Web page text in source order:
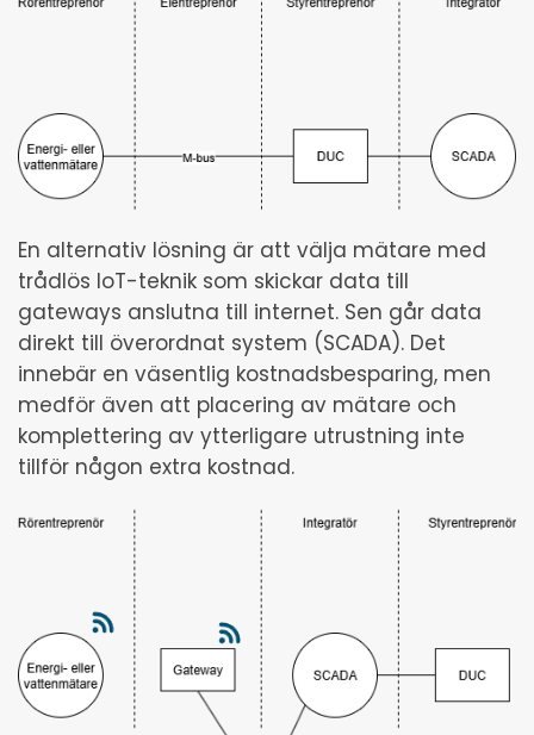
En alternativ lösning är att välja mätare med
trådlös IoT-teknik som skickar data till
gateways anslutna till internet. Sen går data
direkt till överordnat system (SCADA). Det
innebär en väsentlig kostnadsbesparing, men
medför även att placering av mätare och
komplettering av ytterligare utrustning inte
tillför någon extra kostnad.